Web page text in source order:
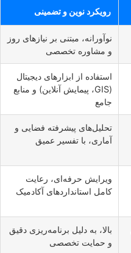
رویکرد نوین و تضمینی
نوآورانه، مبتنی بر نیازهای روز
و مشاوره تخصصی
استفاده از ابزارهای دیجیتال
(GIS، پیمایش آنلاین) و منابع
جامع
تحلیل‌های پیشرفته فضایی و
آماری، با تفسیر عمیق
ویرایش حرفه‌ای، رعایت
کامل استانداردهای آکادمیک
بالا، به دلیل برنامه‌ریزی دقیق
و حمایت تخصصی